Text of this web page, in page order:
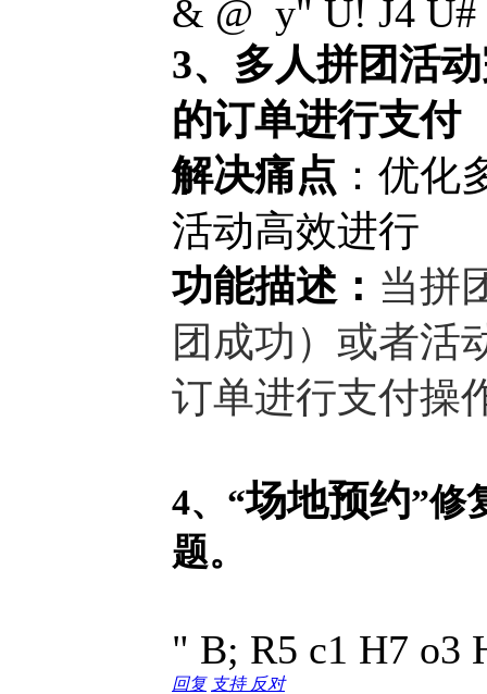
& @ y" U! J4 U#
3、多人拼团活
的订单进行支付
解决痛点 ：优化
活动高效进行
功能描述： 当拼
团成功）或者活
订单进行支付操
4、“场地预约”修
题。
" B; R5 c1 H7 o3
回复 支持 反对